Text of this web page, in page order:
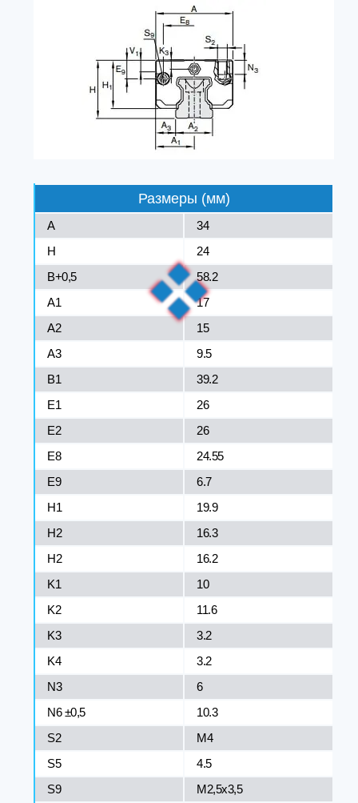
Размеры (мм)
A
34
H
24
B+0,5
58.2
A1
17
A2
15
A3
9.5
B1
39.2
E1
26
E2
26
E8
24.55
E9
6.7
H1
19.9
H2
16.3
H2
16.2
K1
10
K2
11.6
K3
3.2
K4
3.2
N3
6
N6 ±0,5
10.3
S2
M4
S5
4.5
S9
M2,5x3,5